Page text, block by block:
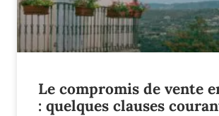
Le compromis de vente
: quelques clauses